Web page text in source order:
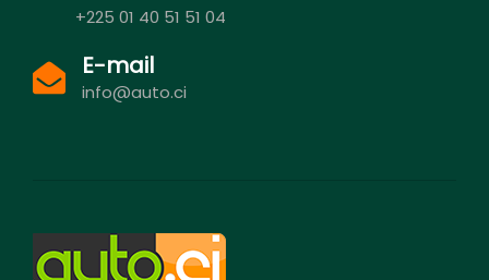
+225 01 40 51 51 04
E-mail
info@auto.ci